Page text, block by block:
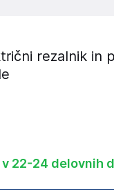
rezalnik in
v 22-24 delovnih